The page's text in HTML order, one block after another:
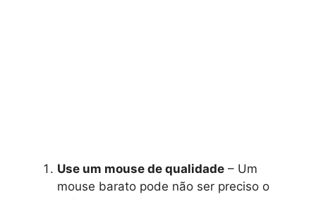
Use um mouse de qualidade – Um
mouse barato pode não ser preciso o